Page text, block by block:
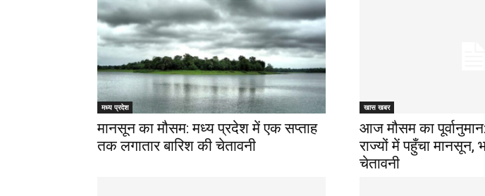
मध्य प्रदेश
मानसून का मौसम: मध्य प्रदेश में एक सप्ताह
तक लगातार बारिश की चेतावनी
खास खबर
आज मौसम का
राज्यों में पहुँचा मानसून,
चेतावनी